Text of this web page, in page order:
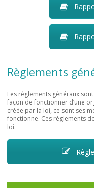
Règlements
Les règlements généraux
façon de fonctionner d’une
créée par la loi, ce sont ses
fonctionne. Ces règlements
loi.